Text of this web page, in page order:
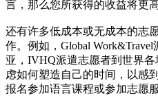
言，那么您所获得的收益将更
还有许多低成本或无成本的志
作。例如，Global
亚，IVHQ派遣志愿者到世界
虑如何塑造自己的时间，以感
报名参加语言课程或参加志愿